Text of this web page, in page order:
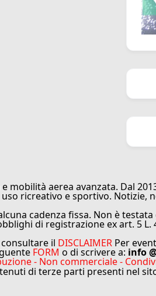
aerea avanzata. Dal
ricreativo e sportivo. Notizie,
cadenza fissa. Non è
di registrazione ex art. 5 L.
il DISCLAIMER Per
FORM o di scrivere a: info
- Non commerciale -
di terze parti presenti nel